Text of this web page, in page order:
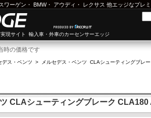
ワーゲン ・ BMW・ アウディ ・ レクサス 他エッジなプレ
現サイト 輸入車・外車のカーセンサーエッジ
時の価格です
デス・ベンツ >
メルセデス・ベンツ CLAシューティングブレ
CLAシューティングブレーク CLA180